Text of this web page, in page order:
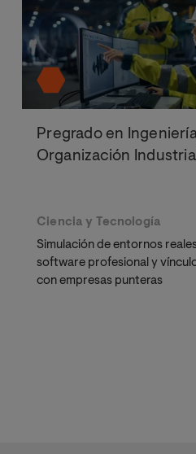
Pregrado en
Organización
Ciencia y Tecnología
Simulación de entornos
software profesional y
con empresas punteras